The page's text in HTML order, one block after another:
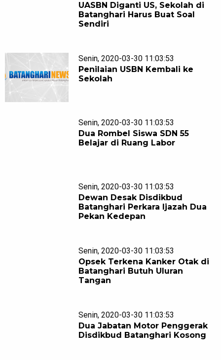
UASBN Diganti US, Sekolah di
Batanghari Harus Buat Soal
Sendiri
Senin, 2020-03-30 11:03:53
Penilaian USBN Kembali ke
Sekolah
Senin, 2020-03-30 11:03:53
Dua Rombel Siswa SDN 55
Belajar di Ruang Labor
Senin, 2020-03-30 11:03:53
Dewan Desak Disdikbud
Batanghari Perkara Ijazah Dua
Pekan Kedepan
Senin, 2020-03-30 11:03:53
Opsek Terkena Kanker Otak di
Batanghari Butuh Uluran
Tangan
Senin, 2020-03-30 11:03:53
Dua Jabatan Motor Penggerak
Disdikbud Batanghari Kosong